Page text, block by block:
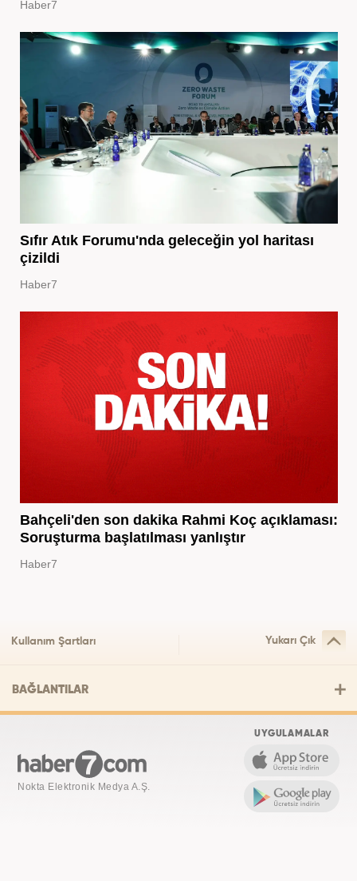
Haber7
Sıfır Atık Forumu'nda geleceğin yol haritası
çizildi
Haber7
Bahçeli'den son dakika Rahmi Koç açıklaması:
Soruşturma başlatılması yanlıştır
Haber7
Kullanım Şartları Yukarı Çık
BAĞLANTILAR
Nokta Elektronik Medya A.Ş.
UYGULAMALAR